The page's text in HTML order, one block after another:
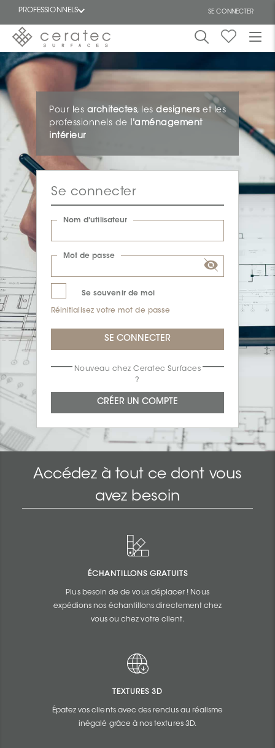
PROFESSIONNELS SE CONNECTER
En
vedette
Pour les architectes, les designers et les
professionnels de
l'aménagement
intérieur
Se connecter
Nom d'utilisateur
Mot de passe
Se souvenir de moi
Réinitialisez votre mot de passe
Nouveau chez Ceratec Surfaces
?
Accédez à tout ce dont vous
avez besoin
ÉCHANTILLONS GRATUITS
Plus besoin de de vous déplacer ! Nous
expédions nos échantillons directement chez
vous ou chez votre client.
TEXTURES 3D
Épatez vos clients avec des rendus au réalisme
inégalé grâce à nos textures 3D.